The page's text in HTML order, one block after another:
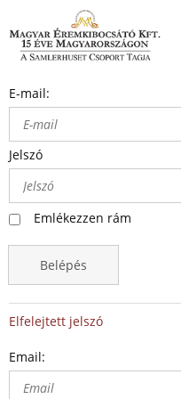
E-mail:
Jelszó
Emlékezzen rám
Belépés
Elfelejtett jelszó
Email: